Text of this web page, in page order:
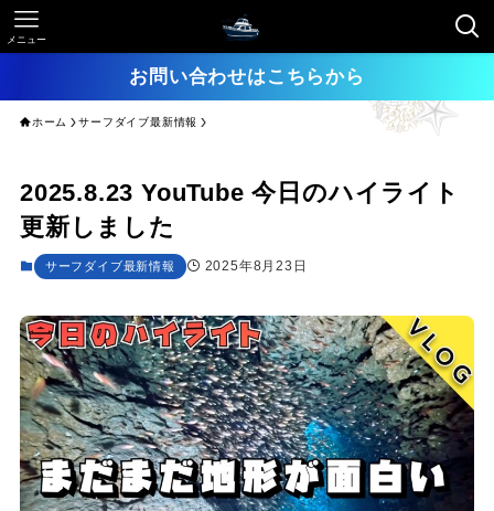
メニュー
お問い合わせはこちらから
ホーム サーフダイブ最新情報
2025.8.23 YouTube 今日のハイライト
更新しました
サーフダイブ最新情報 2025年8月23日